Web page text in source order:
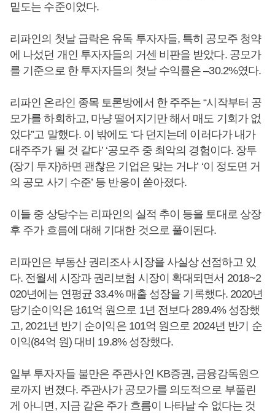
밑도는 수준이었다.
리파인의 첫날 급락은 유독 투자자들, 특히 공모주 청약
에 나섰던 개인 투자자들의 거센 비판을 받았다. 공모가
를 기준으로 한 투자자들의 첫날 수익률은 –30.2%였다.
리파인 온라인 종목 토론방에서 한 주주는 “시작부터 공
모가를 하회하고, 마냥 떨어지기만 해서 매도 기회가 없
었다”고 말했다. 이 밖에도 ‘다 던지는데 이러다가 내가
대주주가 될 것 같다’ ‘공모주 중 최악의 경험이다. 장투
(장기 투자)하면 괜찮은 기업은 맞는 거냐’ ‘이 정도면 거
의 공모 사기 수준’ 등 반응이 쏟아졌다.
이들 중 상당수는 리파인의 실적 추이 등을 토대로 상장
후 주가 흐름에 대해 기대한 것으로 풀이된다.
리파인은 부동산 권리조사 시장을 사실상 선점하고 있
다. 전월세 시장과 권리보험 시장이 확대되면서 2018~2
020년에는 연평균 33.4% 매출 성장을 기록했다. 2020년
당기순이익은 161억 원으로 1년 전보다 289.4% 성장했
고, 2021년 반기 순이익은 101억 원으로 2024년 반기 순
이익(84억 원) 대비 19.8% 성장했다.
일부 투자자들 불만은 주관사인 KB증권, 금융감독원으
로까지 번졌다. 주관사가 공모가를 의도적으로 부풀린
게 아니면, 지금 같은 주가 흐름이 나타날 수 없다는 것